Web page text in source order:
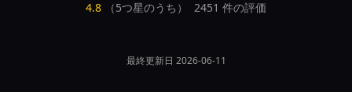
4.8 （5つ星のうち） 2451 件の評価
最終更新日 2026-06-11